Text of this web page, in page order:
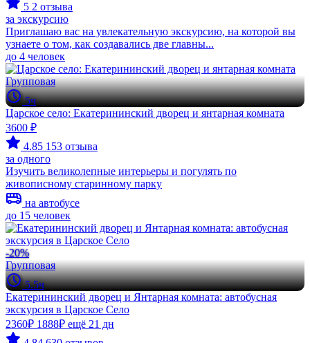
5 2 отзыва
за экскурсию
Приглашаю вас на увлекательную экскурсию, на которой вы
узнаете о том, как создавались две главны...
до 4 человек
Групповая
5ч
Царское село: Екатерининский дворец и янтарная комната
3600 ₽
4.85 153 отзыва
за одного
Изучить великолепные интерьеры и погулять по
живописному старинному парку
на автобусе
до 15 человек
-20%
Групповая
5.5ч
Екатерининский дворец и Янтарная комната: автобусная
экскурсия в Царское Село
2360₽ 1888₽ ещё 21 дн